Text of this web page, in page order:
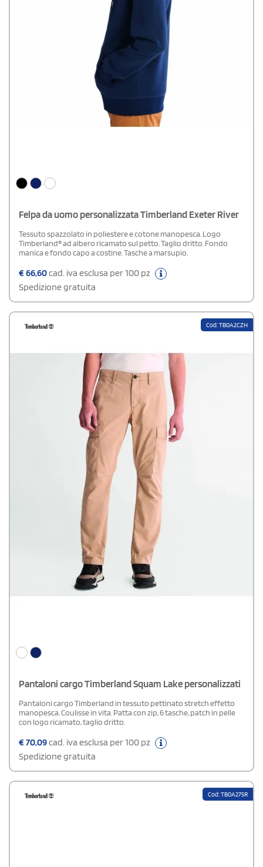
Felpa da uomo personalizzata Timberland Exeter River
Tessuto spazzolato in poliestere e cotone manopesca. Logo
Timberland® ad albero ricamato sul petto. Taglio dritto. Fondo
manica e fondo capo a costine. Tasche a marsupio.
€66,60cad. iva esclusa per 100 pz
Spedizione gratuita
Cod: TB0A2CZH
Pantaloni cargo Timberland Squam Lake personalizzati
Pantaloni cargo Timberland in tessuto pettinato stretch effetto
manopesca. Coulisse in vita. Patta con zip, 6 tasche, patch in pelle
con logo ricamato, taglio dritto.
€70,09cad. iva esclusa per 100 pz
Spedizione gratuita
Cod: TB0A275R